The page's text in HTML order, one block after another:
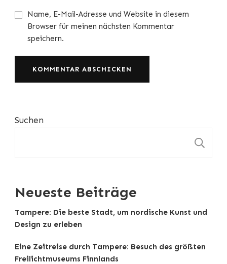
Name, E-Mail-Adresse und Website in diesem
Browser für meinen nächsten Kommentar
speichern.
Suchen
Neueste Beiträge
Tampere: Die beste Stadt, um nordische Kunst und
Design zu erleben
Eine Zeitreise durch Tampere: Besuch des größten
Freilichtmuseums Finnlands